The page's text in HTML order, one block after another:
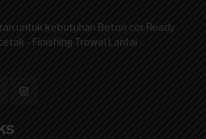
untuk kebutuhan Beton cor Ready
- Finishing Trowel Lantai